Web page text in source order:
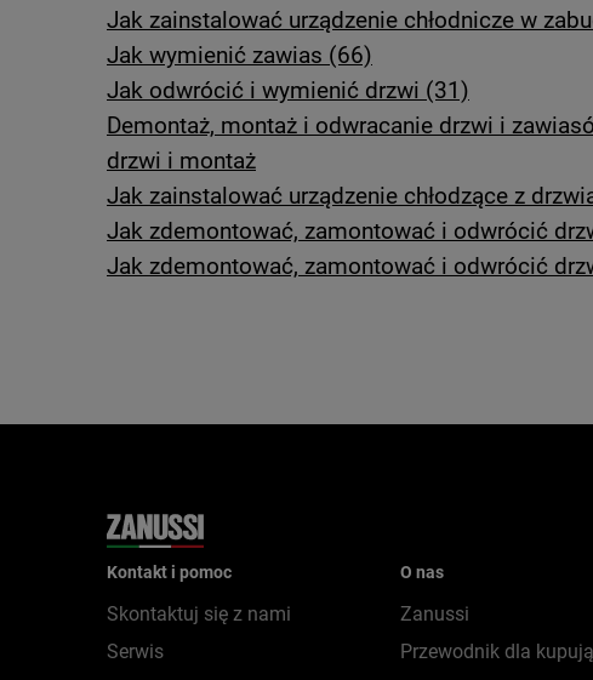
Jak zainstalować urządzenie chłodnicze w
Jak wymienić zawias (66)
Jak odwrócić i wymienić drzwi (31)
Demontaż, montaż i odwracanie drzwi i
drzwi i montaż
Jak zainstalować urządzenie chłodzące z
Jak zdemontować, zamontować i odwrócić
Jak zdemontować, zamontować i odwrócić
Kontakt i pomoc
Skontaktuj się z nami
Serwis
O nas
Zanussi
Przewodnik dla